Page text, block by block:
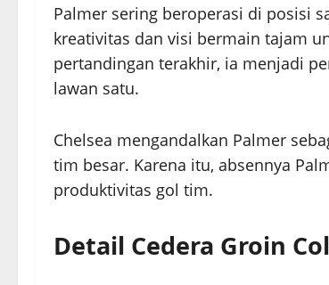
Palmer sering beroperasi di posisi
kreativitas dan visi bermain tajam
pertandingan terakhir, ia menjadi
lawan satu.
Chelsea mengandalkan Palmer
tim besar. Karena itu, absennya
produktivitas gol tim.
Detail Cedera Groin